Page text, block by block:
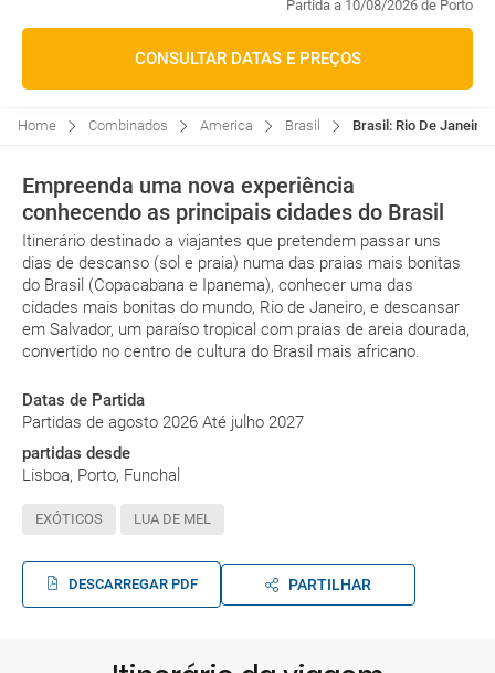
Partida a 10/08/2026 de Porto
CONSULTAR DATAS E PREÇOS
Home Combinados America Brasil Brasil: Rio De Janeiro
Empreenda uma nova experiência
conhecendo as principais cidades do Brasil
Itinerário destinado a viajantes que pretendem passar uns
dias de descanso (sol e praia) numa das praias mais bonitas
do Brasil (Copacabana e Ipanema), conhecer uma das
cidades mais bonitas do mundo, Rio de Janeiro, e descansar
em Salvador, um paraíso tropical com praias de areia dourada,
convertido no centro de cultura do Brasil mais africano.
Datas de Partida
Partidas de agosto 2026 Até julho 2027
partidas desde
Lisboa, Porto, Funchal
EXÓTICOS LUA DE MEL
DESCARREGAR PDF PARTILHAR